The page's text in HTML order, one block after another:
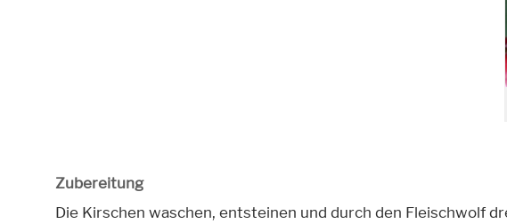
Zubereitung
Die Kirschen waschen, entsteinen und durch den Fleischwolf